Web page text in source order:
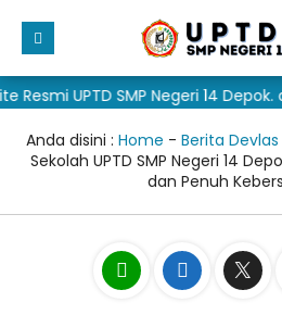
Beranda
Direktori
Siswa
Sejarah Singkat SMP Negeri
Berita Devlas
Galeri
Materi + Tugas
UPTD SMP Negeri 14 Depok.
Anda disini : Home - Berita Devlas
Sekolah UPTD SMP Negeri 14
dan Penuh